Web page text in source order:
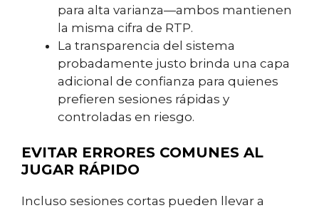
para alta varianza—ambos mantienen
la misma cifra de RTP.
La transparencia del sistema
probadamente justo brinda una capa
adicional de confianza para quienes
prefieren sesiones rápidas y
controladas en riesgo.
EVITAR ERRORES COMUNES AL
JUGAR RÁPIDO
Incluso sesiones cortas pueden llevar a